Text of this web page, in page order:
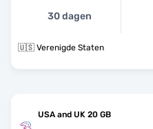
30 dagen
🇺🇸 Verenigde Staten
USA and UK 20 GB